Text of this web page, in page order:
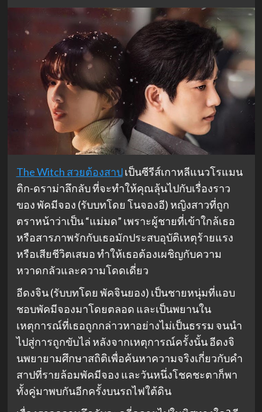
The Witch สวยต้องสาปเป็นซีรีส์เกาหลีแนวโรแมน
ติก-ดราม่าลึกลับ ที่จะทำให้คุณลุ้นไปกับเรื่องราว
ของ พัคมีจอง (รับบทโดย โนจองอี) หญิงสาวที่ถูก
ตราหน้าว่าเป็น “แม่มด” เพราะผู้ชายที่เข้าใกล้เธอ
หรือสารภาพรักกับเธอมักประสบอุบัติเหตุร้ายแรง
หรือเสียชีวิตเสมอ ทำให้เธอต้องเผชิญกับความ
หวาดกลัวและความโดดเดี่ยว
อีดงจิน (รับบทโดย พัคจินยอง) เป็นชายหนุ่มที่แอบ
ชอบพัคมีจองมาโดยตลอด และเป็นพยานใน
เหตุการณ์ที่เธอถูกกล่าวหาอย่างไม่เป็นธรรม จนนำ
ไปสู่การถูกขับไล่ หลังจากเหตุการณ์ครั้งนั้น อีดงจิ
นพยายามศึกษาสถิติเพื่อค้นหาความจริงเกี่ยวกับคำ
สาปที่รายล้อมพัคมีจอง และวันหนึ่งโชคชะตาก็พา
ทั้งคู่มาพบกันอีกครั้งบนรถไฟใต้ดิน